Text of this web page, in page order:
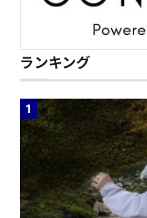
ランキング
1